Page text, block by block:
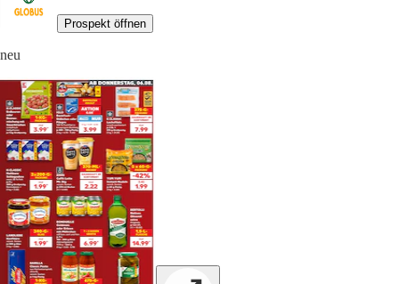
Prospekt öffnen
neu